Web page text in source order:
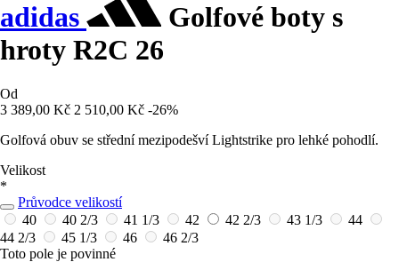
adidas
Golfové boty s
hroty R2C 26
Od
3 389,00 Kč 2 510,00 Kč -26%
Golfová obuv se střední mezipodešví Lightstrike pro lehké pohodlí.
Velikost
*
Průvodce velikostí
40
40 2/3 41 1/3 42 42 2/3 43 1/3
44
44 2/3
45 1/3 46
46 2/3
Toto pole je povinné